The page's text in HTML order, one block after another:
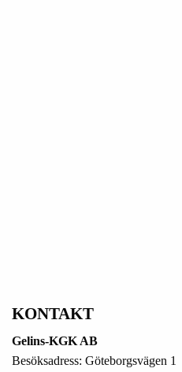
KONTAKT
Gelins-KGK AB
Besöksadress: Göteborgsvägen 1